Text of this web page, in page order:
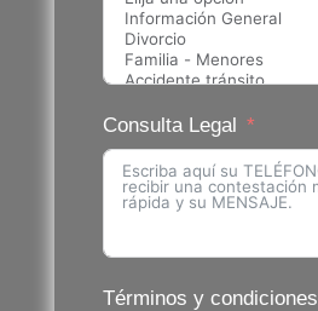
Consulta Legal
Términos y condiciones